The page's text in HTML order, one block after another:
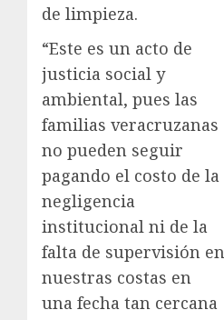
de limpieza.
“Este es un acto de
justicia social y
ambiental, pues las
familias veracruzanas
no pueden seguir
pagando el costo de la
negligencia
institucional ni de la
falta de supervisión en
nuestras costas en
una fecha tan cercana